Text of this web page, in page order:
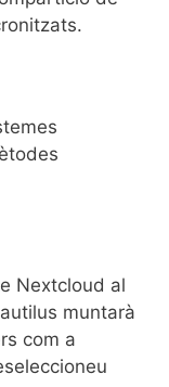
Nextcloud al
muntarà
com a